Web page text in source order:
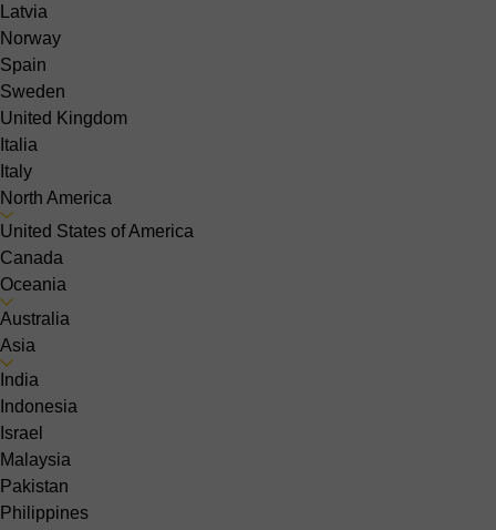
Latvia
Norway
Spain
Sweden
United Kingdom
Italia
Italy
North America
United States of America
Canada
Oceania
Australia
Asia
India
Indonesia
Israel
Malaysia
Pakistan
Philippines